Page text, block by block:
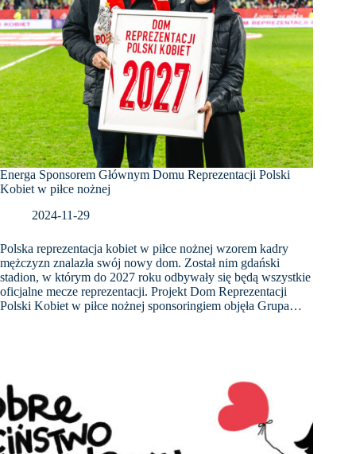
Energa Sponsorem Głównym Domu Reprezentacji Polski
Kobiet w piłce nożnej
2024-11-29
Polska reprezentacja kobiet w piłce nożnej wzorem kadry
mężczyzn znalazła swój nowy dom. Został nim gdański
stadion, w którym do 2027 roku odbywały się będą wszystkie
oficjalne mecze reprezentacji. Projekt Dom Reprezentacji
Polski Kobiet w piłce nożnej sponsoringiem objęła Grupa…